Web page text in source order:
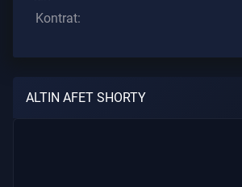
Kontrat:
ALTIN AFET SHORTY